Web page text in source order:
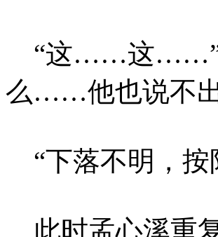
“这……这……”
么……他也说不
“下落不明，
此时孟心溪重